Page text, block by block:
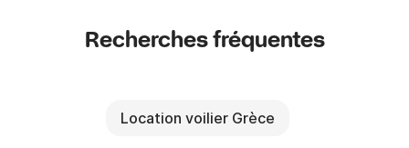
Recherches fréquentes
Location voilier Grèce